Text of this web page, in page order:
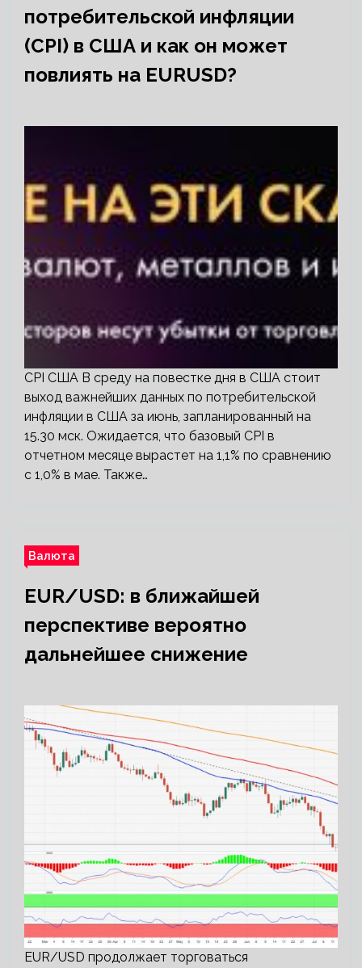
потребительской инфляции
(CPI) в США и как он может
повлиять на EURUSD?
CPI США В среду на повестке дня в США стоит
выход важнейших данных по потребительской
инфляции в США за июнь, запланированный на
15.30 мск. Ожидается, что базовый CPI в
отчетном месяце вырастет на 1,1% по сравнению
с 1,0% в мае. Также…
Валюта
EUR/USD: в ближайшей
перспективе вероятно
дальнейшее снижение
EUR/USD продолжает торговаться